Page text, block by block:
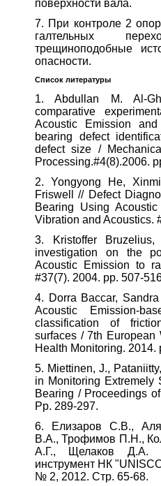
поверхности вала.
7. При контроле 2
галтельных
трещиноподобные
опасности.
Список литературы
1. Abdullan M. Al-
comparative
Acoustic Emission
bearing defect
defect size /
Processing.#4(8).2006.
2. Yongyong He,
Friswell // Defect
Bearing Using
Vibration and Acoustics.
3. Kristoffer
investigation on the
Acoustic Emission to
#37(7). 2004. pp. 507-
4. Dorra Baccar,
Acoustic Emission-
classification of
surfaces / 7th European
Health Monitoring. 2014.
5. Miettinen, J.,
in Monitoring Extremely
Bearing / Proceedings
Pp. 289-297.
6. Елизаров С.В.,
В.А., Трофимов П.Н.,
А.Г., Щелаков Д.А.
инструмент НК
№ 2, 2012. Стр. 65-68.